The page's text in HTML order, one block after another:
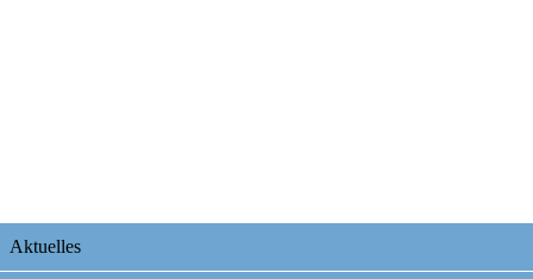
Navigation
Aktuelles